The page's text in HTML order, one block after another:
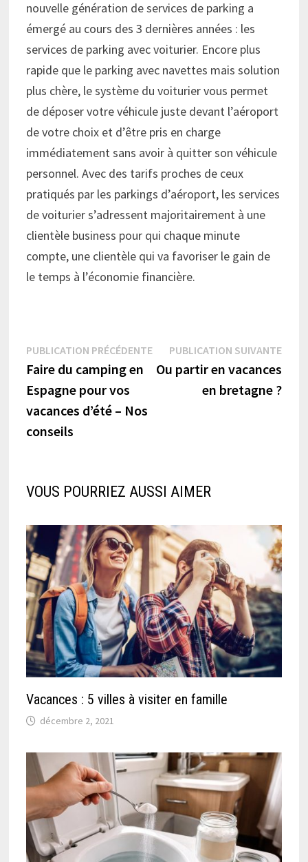
nouvelle génération de services de parking a
émergé au cours des 3 dernières années : les
services de parking avec voiturier. Encore plus
rapide que le parking avec navettes mais solution
plus chère, le système du voiturier vous permet
de déposer votre véhicule juste devant l’aéroport
de votre choix et d’être pris en charge
immédiatement sans avoir à quitter son véhicule
personnel. Avec des tarifs proches de ceux
pratiqués par les parkings d’aéroport, les services
de voiturier s’adressent majoritairement à une
clientèle business pour qui chaque minute
compte, une clientèle qui va favoriser le gain de
le temps à l’économie financière.
Navigation
de
l’article
PUBLICATION PRÉCÉDENTEPublication
précédente :
Faire du camping en
Espagne pour vos
vacances d’été – Nos
conseils
PUBLICATION SUIVANTE
Ou partir en vacances
en bretagne ?
VOUS POURRIEZ AUSSI AIMER
Vacances : 5 villes à visiter en famille
décembre 2, 2021